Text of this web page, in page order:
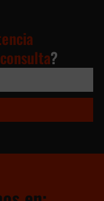
consulta?